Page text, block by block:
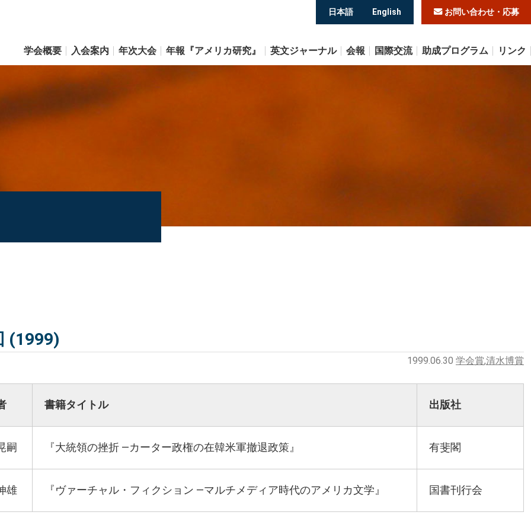
日本語 English お問い合わせ・応募
学会概要 入会案内 年次大会 年報『アメリカ研究』 英文ジャーナル 会報 国際交流 助成プログラム リンク
(1999)
1999.06.30 学会賞,清水博賞
書籍タイトル 出版社
嗣 『大統領の挫折 ―カーター政権の在韓米軍撤退政策』 有斐閣
雄 『ヴァーチャル・フィクション ―マルチメディア時代のアメリカ文学』 国書刊行会